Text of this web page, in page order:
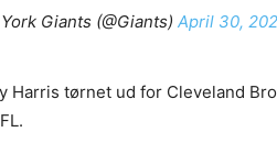
Giants (@Giants) April 30,
Harris tørnet ud for Cleveland